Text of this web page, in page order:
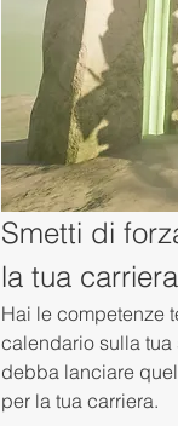
Smetti di
la tua
Hai le competenze
calendario sulla
debba lanciare
per la tua carriera.